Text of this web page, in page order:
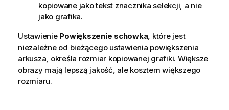
kopiowane jako tekst znacznika selekcji, a nie
jako grafika.
Ustawienie Powiększenie schowka, które jest
niezależne od bieżącego ustawienia powiększenia
arkusza, określa rozmiar kopiowanej grafiki. Większe
obrazy mają lepszą jakość, ale kosztem większego
rozmiaru.